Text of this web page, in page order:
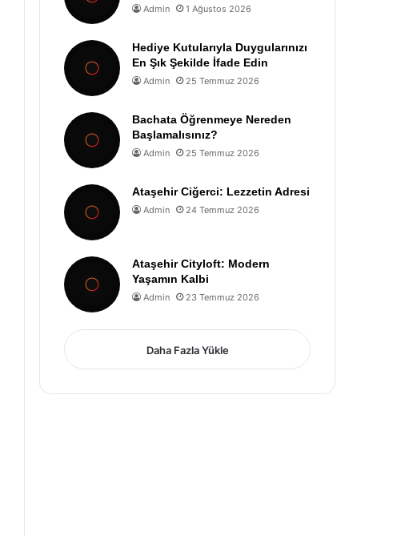
Admin 1 Ağustos 2026
Hediye Kutularıyla Duygularınızı
En Şık Şekilde İfade Edin
Admin 25 Temmuz 2026
Bachata Öğrenmeye Nereden
Başlamalısınız?
Admin 25 Temmuz 2026
Ataşehir Ciğerci: Lezzetin Adresi
Admin 24 Temmuz 2026
Ataşehir Cityloft: Modern
Yaşamın Kalbi
Admin 23 Temmuz 2026
Daha Fazla Yükle